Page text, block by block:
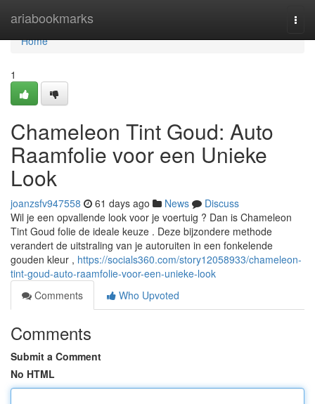
ariabookmarks
Home
Home
1
Chameleon Tint Goud: Auto
Raamfolie voor een Unieke
Look
joanzsfv947558 61 days ago News
Discuss
Wil je een opvallende look voor je voertuig ? Dan is Chameleon
Tint Goud folie de ideale keuze . Deze bijzondere methode
verandert de uitstraling van je autoruiten in een fonkelende
gouden kleur , https://socials360.com/story12058933/chameleon-
tint-goud-auto-raamfolie-voor-een-unieke-look
Comments
Who Upvoted
Comments
Submit a Comment
No HTML